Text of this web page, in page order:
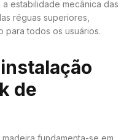
estabilidade mecânica das
réguas superiores,
para todos os usuários.
de
fundamenta-se em